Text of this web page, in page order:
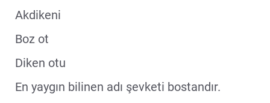
Akdikeni
Boz ot
Diken otu
En yaygın bilinen adı şevketi bostandır.